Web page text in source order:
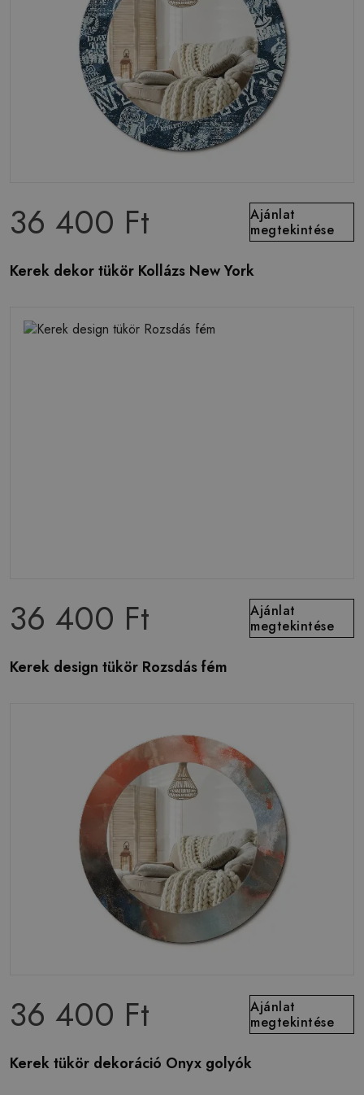
36 400 Ft
Ajánlat
megtekintése
Kerek dekor tükör Kollázs New York
36 400 Ft
Ajánlat
megtekintése
Kerek design tükör Rozsdás fém
36 400 Ft
Ajánlat
megtekintése
Kerek tükör dekoráció Onyx golyók